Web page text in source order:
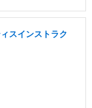
スインストラク